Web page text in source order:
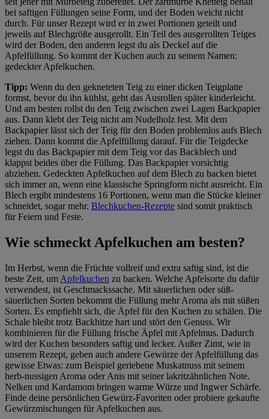
bei saftigen Füllungen seine Form, und der Boden weicht nicht
durch. Für unser Rezept wird er in zwei Portionen geteilt und
jeweils auf Blechgröße ausgerollt. Ein Teil des ausgerollten Teiges
wird der Boden, den anderen legst du als Deckel auf die
Apfelfüllung. So kommt der Kuchen auch zu seinem Namen:
gedeckter Apfelkuchen.
Tipp: Wenn du den gekneteten Teig zu einer dicken Teigplatte
formst, bevor du ihn kühlst, geht das Ausrollen später kinderleicht.
Und am besten rollst du den Teig zwischen zwei Lagen Backpapier
aus. Dann klebt der Teig nicht am Nudelholz fest. Mit dem
Backpapier lässt sich der Teig für den Boden problemlos aufs Blech
ziehen. Dann kommt die Apfelfüllung darauf. Für die Teigdecke
legst du das Backpapier mit dem Teig vor das Backblech und
klappst beides über die Füllung. Das Backpapier vorsichtig
abziehen. Gedeckten Apfelkuchen auf dem Blech zu backen bietet
sich immer an, wenn eine klassische Springform nicht ausreicht. Ein
Blech ergibt mindestens 16 Portionen, wenn man die Stücke kleiner
schneidet, sogar mehr. Blechkuchen-Rezepte sind somit praktisch
für Feiern und Feste.
Wie schmeckt Apfelkuchen am besten?
Im Herbst, wenn die Früchte vollreif und extra saftig sind, ist die
beste Zeit, um Apfelkuchen zu backen. Welche Apfelsorte du dafür
verwendest, ist Geschmackssache. Mit säuerlichen oder süß-
säuerlichen Sorten bekommt die Füllung mehr Aroma als mit süßen
Sorten. Es empfiehlt sich, die Äpfel für den Kuchen zu schälen. Die
Schale bleibt trotz Backhitze hart und stört den Genuss. Wir
kombinieren für die Füllung frische Äpfel mit Apfelmus. Dadurch
wird der Kuchen besonders saftig und lecker. Außer Zimt, wie in
unserem Rezept, geben auch andere Gewürze der Apfelfüllung das
gewisse Etwas: zum Beispiel geriebene Muskatnuss mit seinem
herb-nussigen Aroma oder Anis mit seiner lakritzähnlichen Note.
Nelken und Kardamom bringen warme Würze und Ingwer Schärfe.
Finde deine persönlichen Gewürz-Favoriten oder probiere gekaufte
Gewürzmischungen für Apfelkuchen aus.